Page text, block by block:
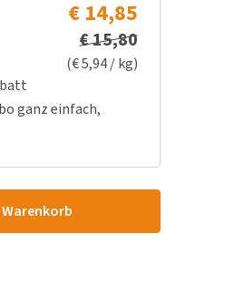
€ 14,85
€ 15,80
(€ 5,94 / kg)
ganz einfach,
Warenkorb